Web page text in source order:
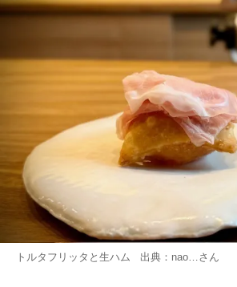
トルタフリッタと生ハム 出典： nao…さん